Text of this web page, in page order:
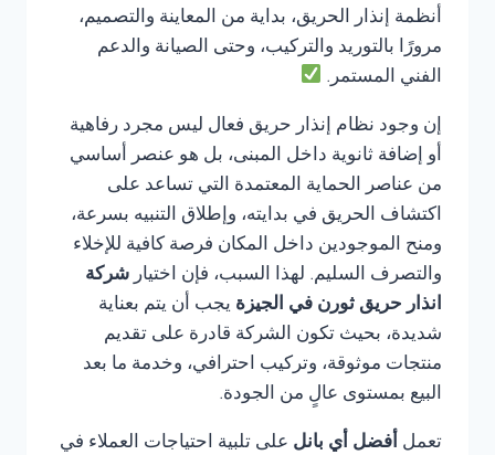
أنظمة إنذار الحريق، بداية من المعاينة والتصميم،
مرورًا بالتوريد والتركيب، وحتى الصيانة والدعم
الفني المستمر.
إن وجود نظام إنذار حريق فعال ليس مجرد رفاهية
أو إضافة ثانوية داخل المبنى، بل هو عنصر أساسي
من عناصر الحماية المعتمدة التي تساعد على
اكتشاف الحريق في بدايته، وإطلاق التنبيه بسرعة،
ومنح الموجودين داخل المكان فرصة كافية للإخلاء
والتصرف السليم. لهذا السبب، فإن اختيار شركة
انذار حريق ثورن في الجيزة يجب أن يتم بعناية
شديدة، بحيث تكون الشركة قادرة على تقديم
منتجات موثوقة، وتركيب احترافي، وخدمة ما بعد
البيع بمستوى عالٍ من الجودة.
تعمل أفضل أي بانل على تلبية احتياجات العملاء في